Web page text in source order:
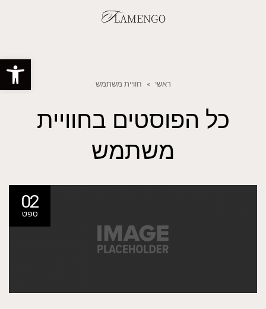
פתח
ראשי » חוויית משתמש
כל הפוסטים בחוויית
משתמש
02
ספט